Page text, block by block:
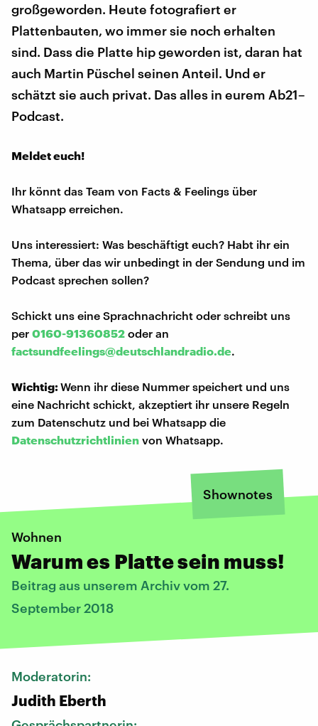
großgeworden. Heute fotografiert er
Plattenbauten, wo immer sie noch erhalten
sind. Dass die Platte hip geworden ist, daran hat
auch Martin Püschel seinen Anteil. Und er
schätzt sie auch privat. Das alles in eurem Ab21–
Podcast.
Meldet euch!
Ihr könnt das Team von Facts & Feelings über
Whatsapp erreichen.
Uns interessiert: Was beschäftigt euch? Habt ihr ein
Thema, über das wir unbedingt in der Sendung und im
Podcast sprechen sollen?
Schickt uns eine Sprachnachricht oder schreibt uns
per 0160-91360852 oder an
factsundfeelings@deutschlandradio.de.
Wichtig:Wenn ihr diese Nummer speichert und uns
eine Nachricht schickt, akzeptiert ihr unsere Regeln
zum Datenschutz und bei Whatsapp die
Datenschutzrichtlinien von Whatsapp.
Shownotes
Wohnen
Warum es Platte sein muss!
Beitrag aus unserem Archiv vom 27.
September 2018
Moderatorin:
Judith Eberth